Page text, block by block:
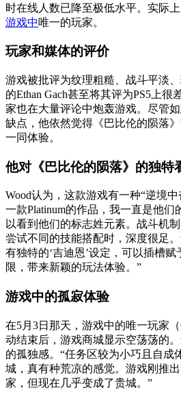
时在线人数已降至极低水平。实际
游戏中唯一的玩家。
玩家和媒体的评价
游戏被批评为纹理粗糙、战斗平淡
的Ethan Gach甚至将其评为PS5上很
家也在大量评论中炮轰游戏。尽管
缺点，他依然觉得《巴比伦的陨落
一同体验。
他对《巴比伦的陨落》的独特
Wood认为，这款游戏有一种“逆境
一款Platinum的作品，我一直是他们
以看到他们的标志姓元素。战斗机
尝试不同的技能搭配时，深度很足
有独特的‘吉迪恩’设定，可以插槽
限，带来新颖的玩法体验。”
游戏中的孤寂体验
在5月3日那天，游戏中的唯一玩家
动结束后，游戏商城显示空荡荡的
的孤独感。“任务区较为小巧且自成
城，真有种荒凉的感觉。游戏刚推
家，但现在几乎变成了贵城。”